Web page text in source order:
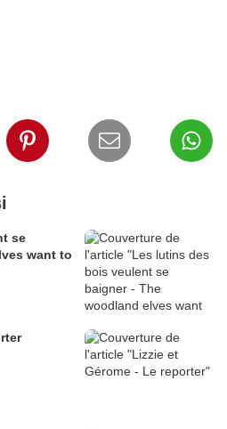
se
want to